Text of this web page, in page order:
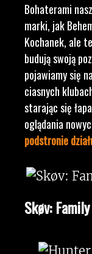
Bohaterami
marki, jak
Kochanek, ale
budują swoją
pojawiamy się
ciasnych
starając się
oglądania
podstronie
Skøv: